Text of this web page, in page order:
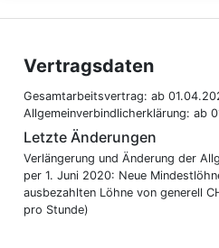
Vertragsdaten
Gesamtarbeitsvertrag: ab
Allgemeinverbindlicherklärung: ab
Letzte Änderungen
Verlängerung und Änderung der
per 1. Juni 2020: Neue
ausbezahlten Löhne von generell
pro Stunde)